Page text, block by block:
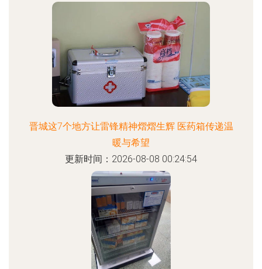
晋城这7个地方让雷锋精神熠熠生辉 医药箱传递温
暖与希望
更新时间：2026-08-08 00:24:54